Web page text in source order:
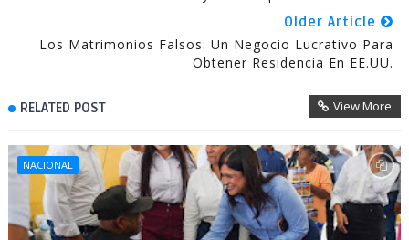
Older Article
Los Matrimonios Falsos: Un Negocio Lucrativo Para
Obtener Residencia En EE.UU.
RELATED POST View More
NACIONAL